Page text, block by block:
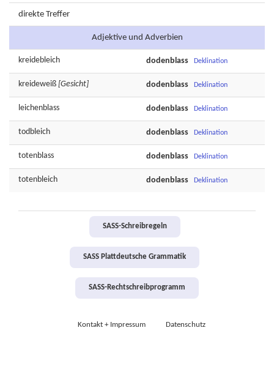
direkte Treffer
Adjektive und Adverbien
kreidebleich dodenblass Deklination
kreideweiß [Gesicht] dodenblass Deklination
leichenblass dodenblass Deklination
todbleich dodenblass Deklination
totenblass dodenblass Deklination
totenbleich dodenblass Deklination
SASS-Schreibregeln
SASS Plattdeutsche Grammatik
SASS-Rechtschreibprogramm
Kontakt + Impressum Datenschutz